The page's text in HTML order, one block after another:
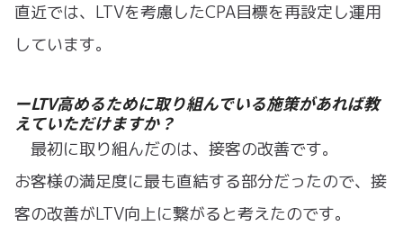
直近では、LTVを考慮したCPA目標を再設定し運用
しています。
ーLTV高めるために取り組んでいる施策があれば教
えていただけますか？
最初に取り組んだのは、接客の改善です。
お客様の満足度に最も直結する部分だったので、接
客の改善がLTV向上に繋がると考えたのです。